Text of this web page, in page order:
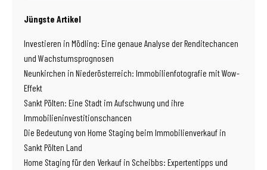
Jüngste Artikel
Investieren in Mödling: Eine genaue Analyse der Renditechancen
und Wachstumsprognosen
Neunkirchen in Niederösterreich: Immobilienfotografie mit Wow-
Effekt
Sankt Pölten: Eine Stadt im Aufschwung und ihre
Immobilieninvestitionschancen
Die Bedeutung von Home Staging beim Immobilienverkauf in
Sankt Pölten Land
Home Staging für den Verkauf in Scheibbs: Expertentipps und